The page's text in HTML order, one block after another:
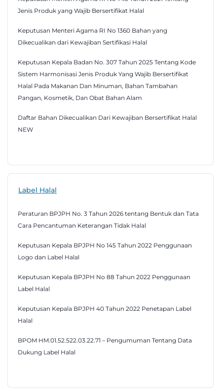
Jenis Produk yang Wajib Bersertifikat Halal
Keputusan Menteri Agama RI No 1360 Bahan yang
Dikecualikan dari Kewajiban Sertifikasi Halal
Keputusan Kepala Badan No. 307 Tahun 2025 Tentang Kode
Sistem Harmonisasi Jenis Produk Yang Wajib Bersertifikat
Halal Pada Makanan Dan Minuman, Bahan Tambahan
Pangan, Kosmetik, Dan Obat Bahan Alam
Daftar Bahan Dikecualikan Dari Kewajiban Bersertifikat Halal
NEW
Label Halal
Peraturan BPJPH No. 3 Tahun 2026 tentang Bentuk dan Tata
Cara Pencantuman Keterangan Tidak Halal
Keputusan Kepala BPJPH No 145 Tahun 2022 Penggunaan
Logo dan Label Halal
Keputusan Kepala BPJPH No 88 Tahun 2022 Penggunaan
Label Halal
Keputusan Kepala BPJPH 40 Tahun 2022 Penetapan Label
Halal
BPOM HM.01.52.522.03.22.71 – Pengumuman Tentang Data
Dukung Label Halal